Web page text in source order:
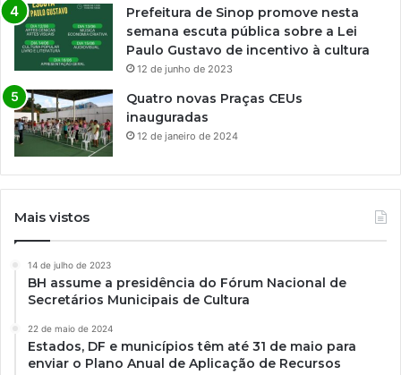
Prefeitura de Sinop promove nesta
semana escuta pública sobre a Lei
Paulo Gustavo de incentivo à cultura
12 de junho de 2023
Quatro novas Praças CEUs
inauguradas
12 de janeiro de 2024
Mais vistos
14 de julho de 2023
BH assume a presidência do Fórum Nacional de
Secretários Municipais de Cultura
22 de maio de 2024
Estados, DF e municípios têm até 31 de maio para
enviar o Plano Anual de Aplicação de Recursos